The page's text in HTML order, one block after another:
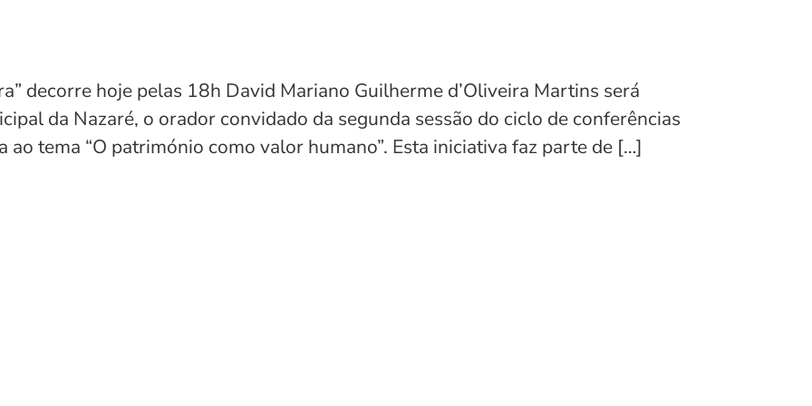
decorre hoje pelas 18h David Mariano Guilherme d’Oliveira Martins será
da Nazaré, o orador convidado da segunda sessão do ciclo de conferências
ao tema “O património como valor humano”. Esta iniciativa faz parte de […]